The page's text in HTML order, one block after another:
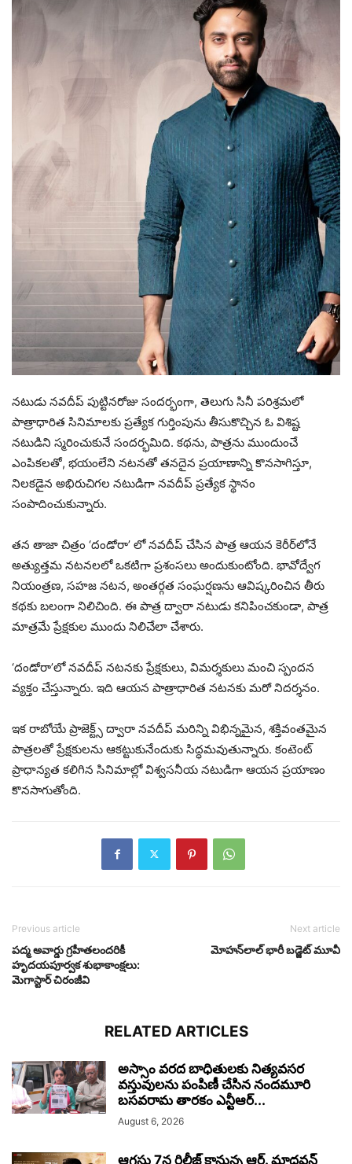
నటుడు నవదీప్ పుట్టినరోజు సందర్భంగా, తెలుగు సినీ పరిశ్రమలో
పాత్రాధారిత సినిమాలకు ప్రత్యేక గుర్తింపును తీసుకొచ్చిన ఓ విశిష్ట
నటుడిని స్మరించుకునే సందర్భమిది. కథను, పాత్రను ముందుంచే
ఎంపికలతో, భయంలేని నటనతో తనదైన ప్రయాణాన్ని కొనసాగిస్తూ,
నిలకడైన అభిరుచిగల నటుడిగా నవదీప్ ప్రత్యేక స్థానం
సంపాదించుకున్నారు.
తన తాజా చిత్రం ‘దండోరా’ లో నవదీప్ చేసిన పాత్ర ఆయన కెరీర్‌లోనే
అత్యుత్తమ నటనలలో ఒకటిగా ప్రశంసలు అందుకుంటోంది. భావోద్వేగ
నియంత్రణ, సహజ నటన, అంతర్గత సంఘర్షణను ఆవిష్కరించిన తీరు
కథకు బలంగా నిలిచింది. ఈ పాత్ర ద్వారా నటుడు కనిపించకుండా, పాత్ర
మాత్రమే ప్రేక్షకుల ముందు నిలిచేలా చేశారు.
‘దండోరా’లో నవదీప్ నటనకు ప్రేక్షకులు, విమర్శకులు మంచి స్పందన
వ్యక్తం చేస్తున్నారు. ఇది ఆయన పాత్రాధారిత నటనకు మరో నిదర్శనం.
ఇక రాబోయే ప్రాజెక్ట్స్ ద్వారా నవదీప్ మరిన్ని విభిన్నమైన, శక్తివంతమైన
పాత్రలతో ప్రేక్షకులను ఆకట్టుకునేందుకు సిద్ధమవుతున్నారు. కంటెంట్
ప్రాధాన్యత కలిగిన సినిమాల్లో విశ్వసనీయ నటుడిగా ఆయన ప్రయాణం
కొనసాగుతోంది.
Previous article
పద్మ అవార్డు గ్రహీతలందరికీ
హృదయపూర్వక శుభాకాంక్షలు:
మెగాస్టార్ చిరంజీవి
Next article
మోహన్‌లాల్‌ భారీ బడ్జెట్ మూవీ
RELATED ARTICLES
అస్సాం వరద బాధితులకు నిత్యవసర
వస్తువులను పంపిణీ చేసిన నందమూరి
బసవరామ తారకం ఎన్టీఆర్...
August 6, 2026
ఆగస్టు 7న రిలీజ్ కానున్న ఆర్‌. మాధవన్‌